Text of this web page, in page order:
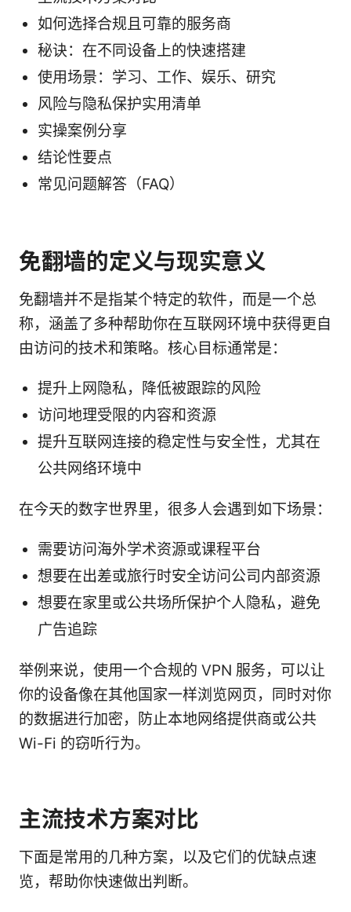
如何选择合规且可靠的服务商
秘诀：在不同设备上的快速搭建
使用场景：学习、工作、娱乐、研究
风险与隐私保护实用清单
实操案例分享
结论性要点
常见问题解答（FAQ）
免翻墙的定义与现实意义
免翻墙并不是指某个特定的软件，而是一个总
称，涵盖了多种帮助你在互联网环境中获得更自
由访问的技术和策略。核心目标通常是：
提升上网隐私，降低被跟踪的风险
访问地理受限的内容和资源
提升互联网连接的稳定性与安全性，尤其在
公共网络环境中
在今天的数字世界里，很多人会遇到如下场景：
需要访问海外学术资源或课程平台
想要在出差或旅行时安全访问公司内部资源
想要在家里或公共场所保护个人隐私，避免
广告追踪
举例来说，使用一个合规的 VPN 服务，可以让
你的设备像在其他国家一样浏览网页，同时对你
的数据进行加密，防止本地网络提供商或公共
Wi-Fi 的窃听行为。
主流技术方案对比
下面是常用的几种方案，以及它们的优缺点速
览，帮助你快速做出判断。